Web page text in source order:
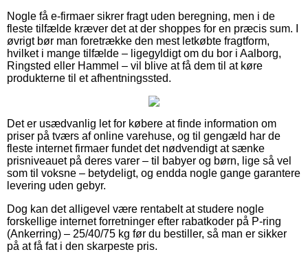
Nogle få e-firmaer sikrer fragt uden beregning, men i de
fleste tilfælde kræver det at der shoppes for en præcis sum. I
øvrigt bør man foretrække den mest letkøbte fragtform,
hvilket i mange tilfælde – ligegyldigt om du bor i Aalborg,
Ringsted eller Hammel – vil blive at få dem til at køre
produkterne til et afhentningssted.
Det er usædvanlig let for købere at finde information om
priser på tværs af online varehuse, og til gengæld har de
fleste internet firmaer fundet det nødvendigt at sænke
prisniveauet på deres varer – til babyer og børn, lige så vel
som til voksne – betydeligt, og endda nogle gange garantere
levering uden gebyr.
Dog kan det alligevel være rentabelt at studere nogle
forskellige internet forretninger efter rabatkoder på P-ring
(Ankerring) – 25/40/75 kg før du bestiller, så man er sikker
på at få fat i den skarpeste pris.